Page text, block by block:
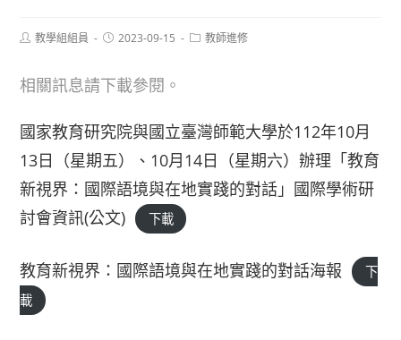
Post教學組組員
Post2023-09-15
Post教師進修
相關訊息請下載參閱。
國家教育研究院與國立臺灣師範大學於112年10月
13日（星期五）、10月14日（星期六）辦理「教育
新視界：國際語境與在地實踐的對話」國際學術研
討會資訊(公文)
下載
教育新視界：國際語境與在地實踐的對話海報
下
載